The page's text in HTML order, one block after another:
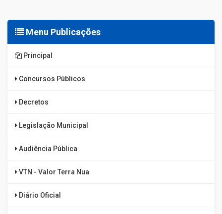
Menu Publicações
Principal
Concursos Públicos
Decretos
Legislação Municipal
Audiência Pública
VTN - Valor Terra Nua
Diário Oficial